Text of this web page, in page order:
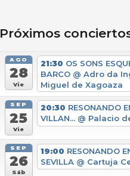
Próximos
AGO
28
Vie
21:30 OS SONS
BARCO @ Adro da
Miguel de Xagoaza
SEP
25
Vie
20:30 RESONANDO
VILLAN... @ Palacio
SEP
26
Sáb
19:00 RESONANDO
SEVILLA @ Cartuja